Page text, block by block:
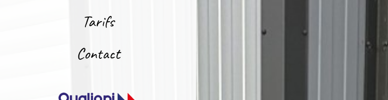
Tarifs
Contact